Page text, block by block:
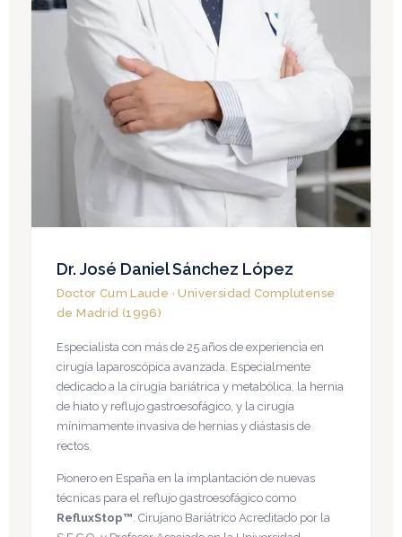
Dr. José Daniel Sánchez López
Doctor Cum Laude · Universidad Complutense
de Madrid (1996)
Especialista con más de 25 años de experiencia en
cirugía laparoscópica avanzada. Especialmente
dedicado a la cirugía bariátrica y metabólica, la hernia
de hiato y reflujo gastroesofágico, y la cirugía
mínimamente invasiva de hernias y diástasis de
rectos.
Pionero en España en la implantación de nuevas
técnicas para el reflujo gastroesofágico como
RefluxStop™. Cirujano Bariátrico Acreditado por la